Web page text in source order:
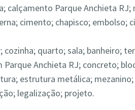
calçamento Parque Anchieta
cimento; chapisco; embolso;
cozinha; quarto; sala; banheiro;
Parque Anchieta RJ; concreto;
estrutura metálica;
legalização; projeto.